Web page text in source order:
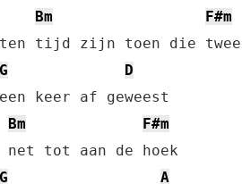
Bm
F#m
tijd zijn toen die twee
G
D
keer af geweest
Bm
F#m
net tot aan de hoek
G
A